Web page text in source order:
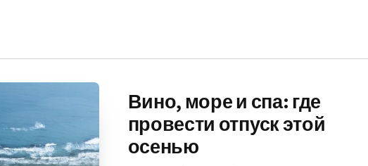
Вино, море и спа: где
провести отпуск этой
осенью